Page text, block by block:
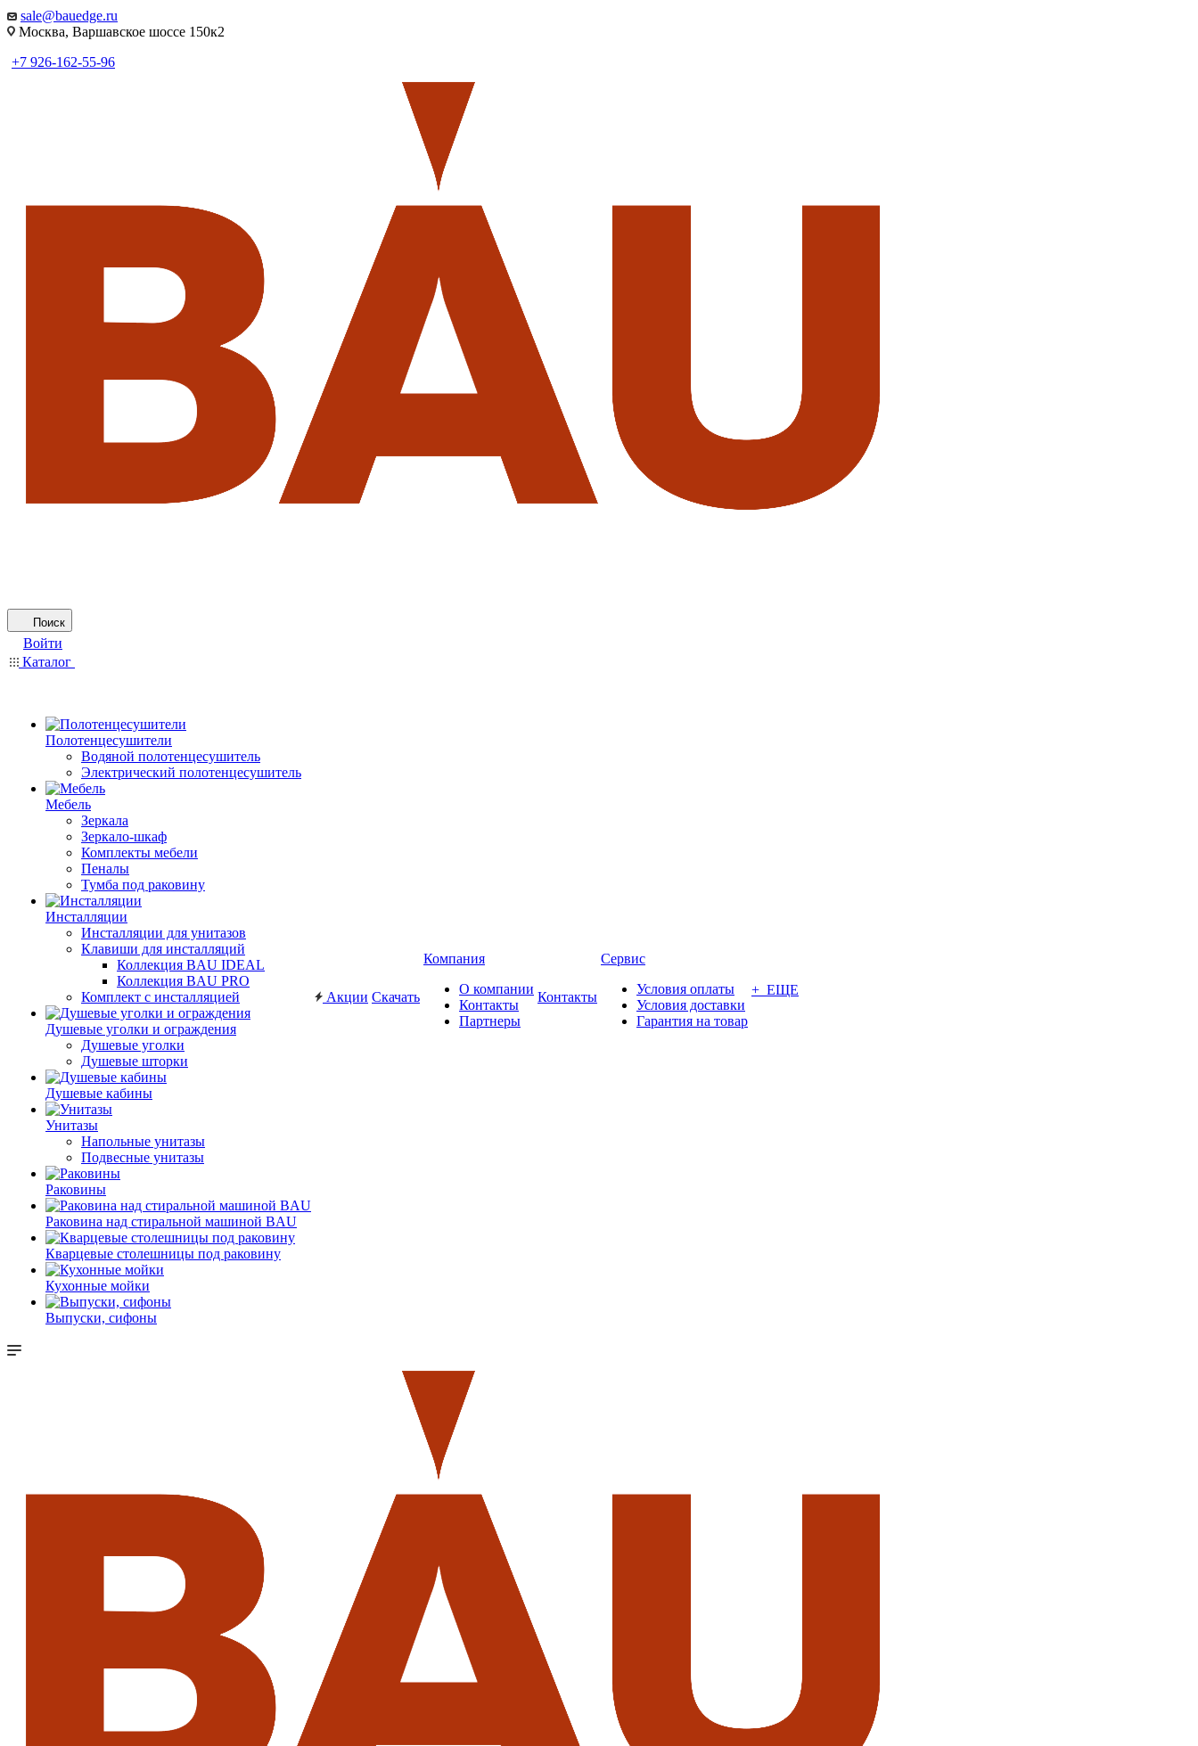
sale@bauedge.ru
Москва, Варшавское шоссе 150к2
+7 926-162-55-96
Поиск
Войти
Каталог
Полотенцесушители
Водяной полотенцесушитель
Электрический полотенцесушитель
Мебель
Зеркала
Зеркало-шкаф
Комплекты мебели
Пеналы
Тумба под раковину
Инсталляции
Инсталляции для унитазов
Клавиши для инсталляций
Коллекция BAU IDEAL
Коллекция BAU PRO
Комплект с инсталляцией
Душевые уголки и ограждения
Душевые уголки
Душевые шторки
Душевые кабины
Унитазы
Напольные унитазы
Подвесные унитазы
Раковины
Раковина над стиральной машиной BAU
Кварцевые столешницы под раковину
Кухонные мойки
Выпуски, сифоны
Акции Скачать
Компания
О компании
Контакты
Партнеры
Контакты
Сервис
Условия оплаты
Условия доставки
Гарантия на товар
+ ЕЩЕ